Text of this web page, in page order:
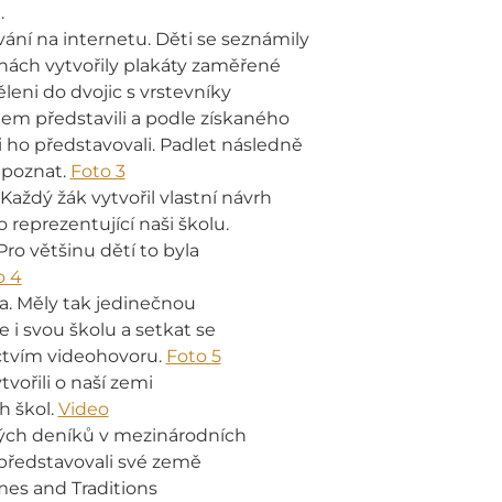
na internetu. Děti se seznámily
vytvořily plakáty zaměřené
do dvojic s vrstevníky
představili a podle získaného
představovali. Padlet následně
Foto 3
žák vytvořil vlastní návrh
reprezentující naši školu.
většinu dětí to byla
4
Měly tak jedinečnou
i svou školu a setkat se
videohovoru. Foto 5
o naší zemi
škol. Video
deníků v mezinárodních
své země
and Traditions